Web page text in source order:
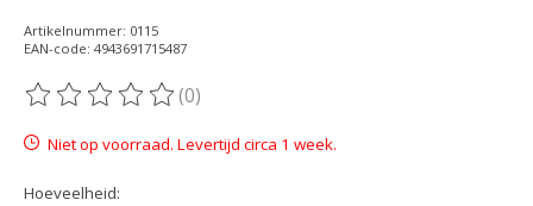
Artikelnummer: 0115
EAN-code: 4943691715487
De beoordeling van dit product is
(0)
Niet op voorraad. Levertijd circa 1 week.
Hoeveelheid: